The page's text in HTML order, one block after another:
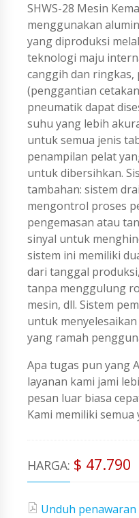
SHWS-28 Mesin
menggunakan
yang diproduksi
teknologi maju
canggih dan
(penggantian
pneumatik dapat
suhu yang lebih
untuk semua jenis
penampilan pelat
untuk dibersihkan.
tambahan: sistem
mengontrol proses
pengemasan atau
sinyal untuk
sistem ini memiliki
dari tanggal
tanpa menggulung
mesin, dll. Sistem
untuk
yang ramah
Apa tugas pun yang
layanan kami jami
pesan luar biasa
Kami memiliki
HARGA: $ 47.790
Unduh penawaran